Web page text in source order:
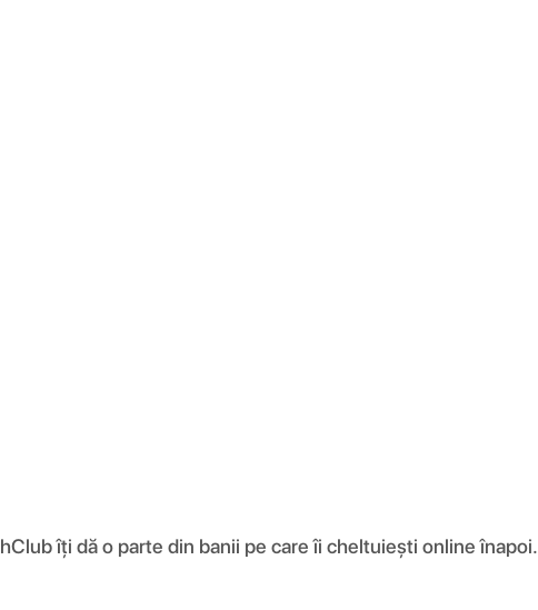
îți dă o parte din banii pe care îi cheltuiești online înapoi.